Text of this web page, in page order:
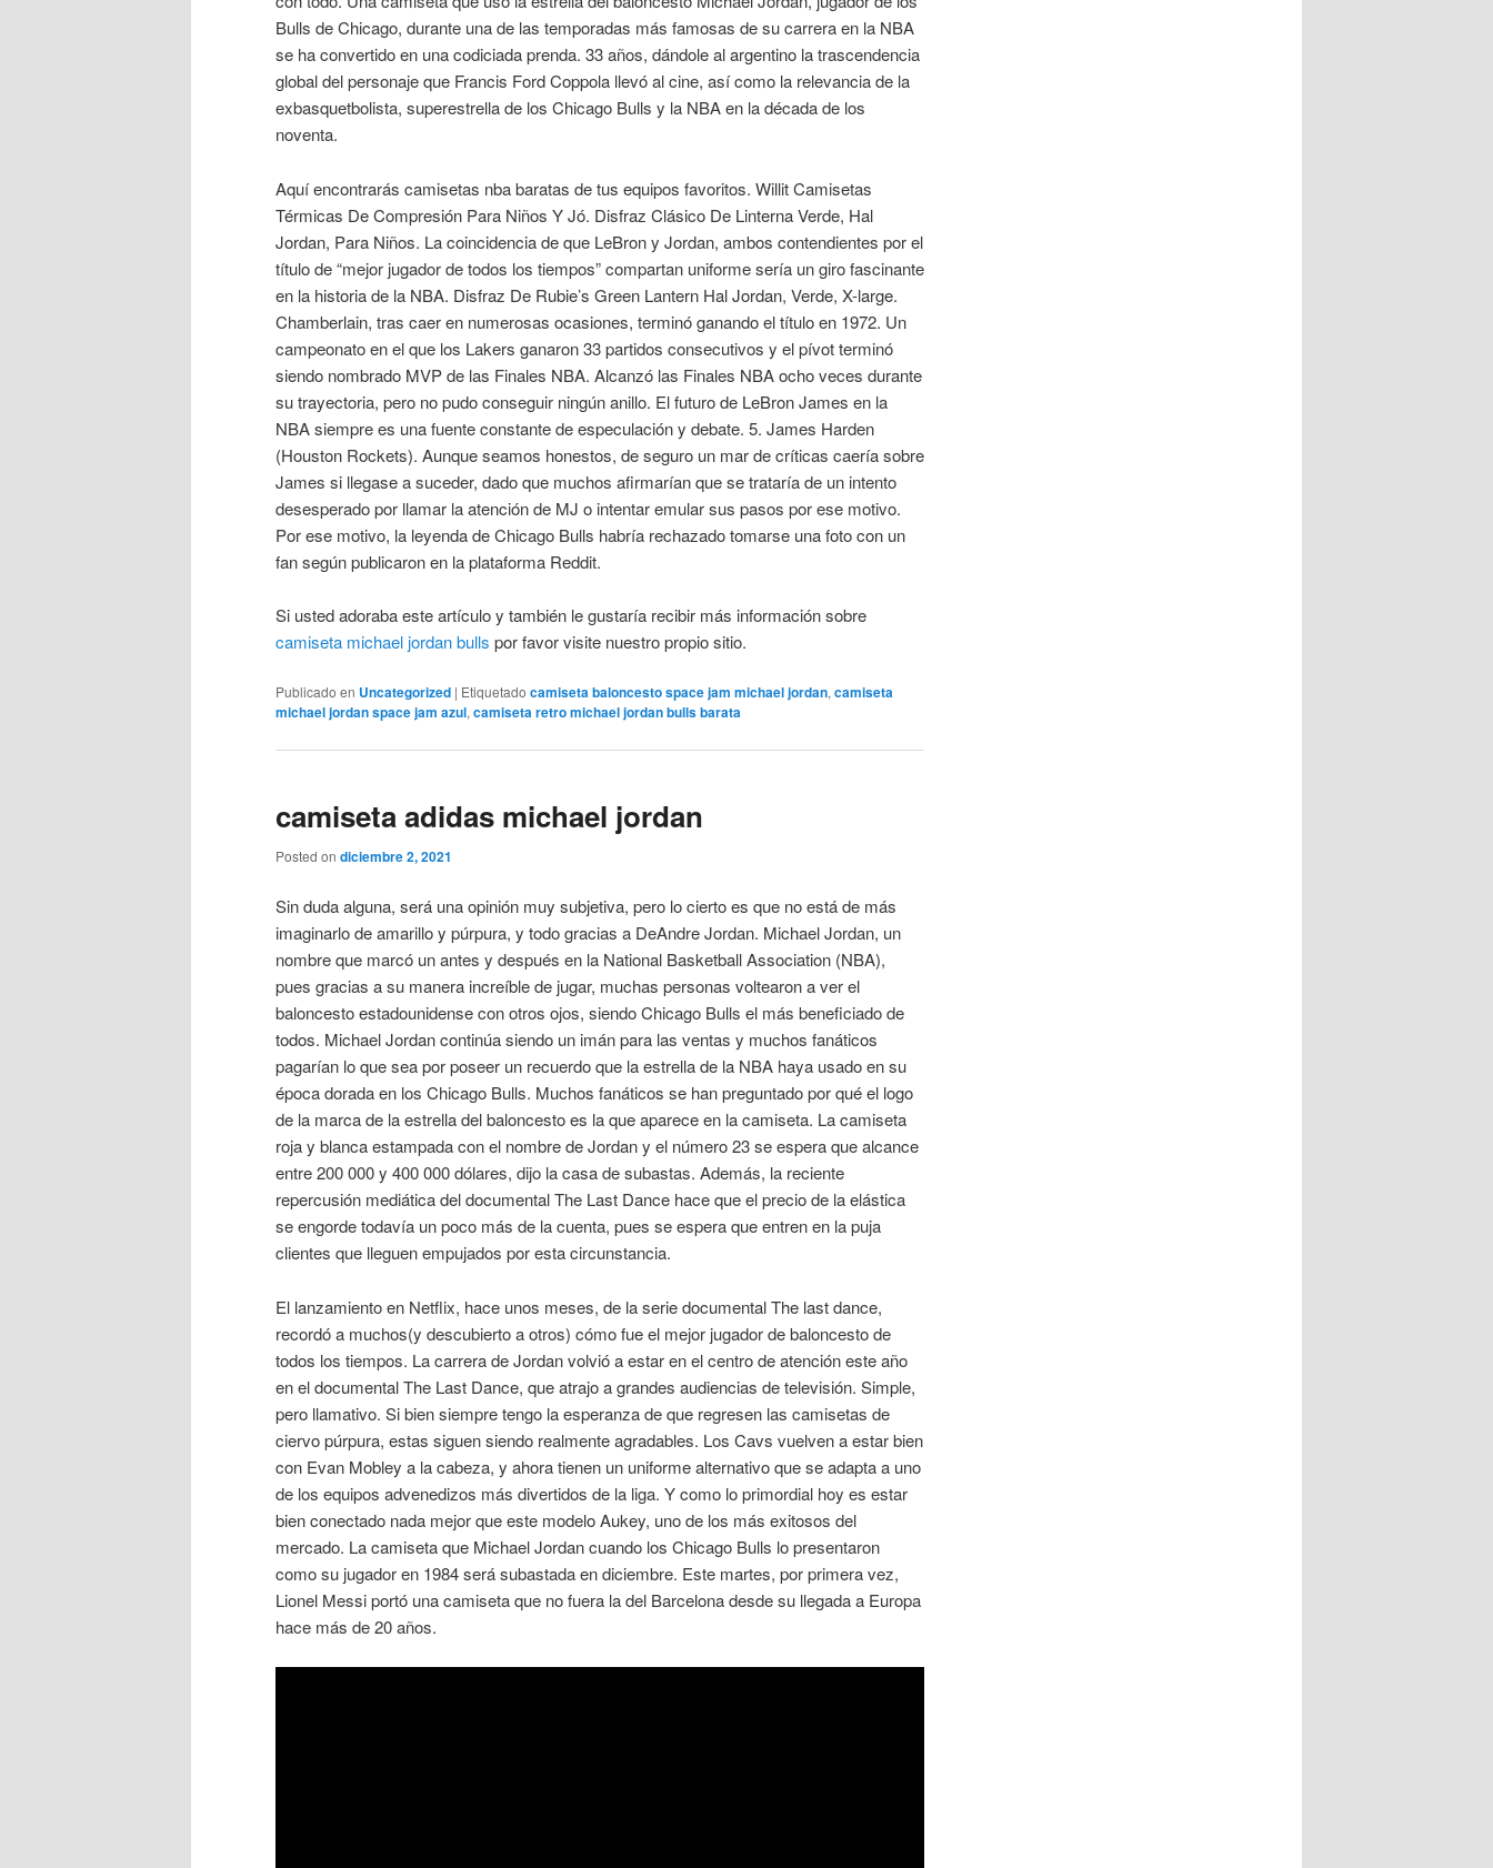
Bulls de Chicago, durante una de las temporadas más famosas de su carrera en la NBA
se ha convertido en una codiciada prenda. 33 años, dándole al argentino la trascendencia
global del personaje que Francis Ford Coppola llevó al cine, así como la relevancia de la
exbasquetbolista, superestrella de los Chicago Bulls y la NBA en la década de los
noventa.
Aquí encontrarás camisetas nba baratas de tus equipos favoritos. Willit Camisetas
Térmicas De Compresión Para Niños Y Jó. Disfraz Clásico De Linterna Verde, Hal
Jordan, Para Niños. La coincidencia de que LeBron y Jordan, ambos contendientes por el
título de “mejor jugador de todos los tiempos” compartan uniforme sería un giro fascinante
en la historia de la NBA. Disfraz De Rubie’s Green Lantern Hal Jordan, Verde, X-large.
Chamberlain, tras caer en numerosas ocasiones, terminó ganando el título en 1972. Un
campeonato en el que los Lakers ganaron 33 partidos consecutivos y el pívot terminó
siendo nombrado MVP de las Finales NBA. Alcanzó las Finales NBA ocho veces durante
su trayectoria, pero no pudo conseguir ningún anillo. El futuro de LeBron James en la
NBA siempre es una fuente constante de especulación y debate. 5. James Harden
(Houston Rockets). Aunque seamos honestos, de seguro un mar de críticas caería sobre
James si llegase a suceder, dado que muchos afirmarían que se trataría de un intento
desesperado por llamar la atención de MJ o intentar emular sus pasos por ese motivo.
Por ese motivo, la leyenda de Chicago Bulls habría rechazado tomarse una foto con un
fan según publicaron en la plataforma Reddit.
Si usted adoraba este artículo y también le gustaría recibir más información sobre
camiseta michael jordan bulls por favor visite nuestro propio sitio.
Publicado en Uncategorized | Etiquetado camiseta baloncesto space jam michael jordan,camiseta
michael jordan space jam azul,camiseta retro michael jordan bulls barata
camiseta adidas michael jordan
Posted on diciembre 2, 2021
Sin duda alguna, será una opinión muy subjetiva, pero lo cierto es que no está de más
imaginarlo de amarillo y púrpura, y todo gracias a DeAndre Jordan. Michael Jordan, un
nombre que marcó un antes y después en la National Basketball Association (NBA),
pues gracias a su manera increíble de jugar, muchas personas voltearon a ver el
baloncesto estadounidense con otros ojos, siendo Chicago Bulls el más beneficiado de
todos. Michael Jordan continúa siendo un imán para las ventas y muchos fanáticos
pagarían lo que sea por poseer un recuerdo que la estrella de la NBA haya usado en su
época dorada en los Chicago Bulls. Muchos fanáticos se han preguntado por qué el logo
de la marca de la estrella del baloncesto es la que aparece en la camiseta. La camiseta
roja y blanca estampada con el nombre de Jordan y el número 23 se espera que alcance
entre 200 000 y 400 000 dólares, dijo la casa de subastas. Además, la reciente
repercusión mediática del documental The Last Dance hace que el precio de la elástica
se engorde todavía un poco más de la cuenta, pues se espera que entren en la puja
clientes que lleguen empujados por esta circunstancia.
El lanzamiento en Netflix, hace unos meses, de la serie documental The last dance,
recordó a muchos(y descubierto a otros) cómo fue el mejor jugador de baloncesto de
todos los tiempos. La carrera de Jordan volvió a estar en el centro de atención este año
en el documental The Last Dance, que atrajo a grandes audiencias de televisión. Simple,
pero llamativo. Si bien siempre tengo la esperanza de que regresen las camisetas de
ciervo púrpura, estas siguen siendo realmente agradables. Los Cavs vuelven a estar bien
con Evan Mobley a la cabeza, y ahora tienen un uniforme alternativo que se adapta a uno
de los equipos advenedizos más divertidos de la liga. Y como lo primordial hoy es estar
bien conectado nada mejor que este modelo Aukey, uno de los más exitosos del
mercado. La camiseta que Michael Jordan cuando los Chicago Bulls lo presentaron
como su jugador en 1984 será subastada en diciembre. Este martes, por primera vez,
Lionel Messi portó una camiseta que no fuera la del Barcelona desde su llegada a Europa
hace más de 20 años.